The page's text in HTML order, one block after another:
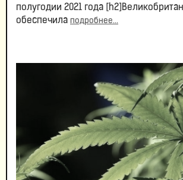
полугодии 2021 года
обеспечила подробнее...